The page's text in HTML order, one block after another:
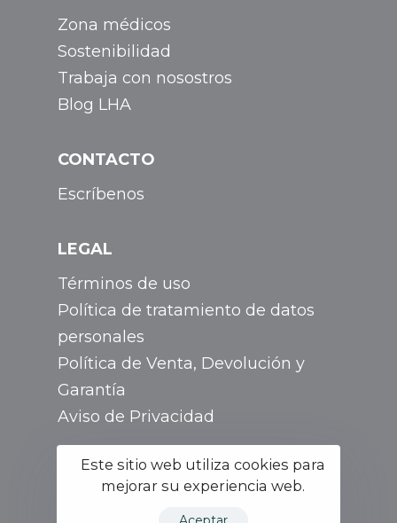
Zona médicos
Sostenibilidad
Trabaja con nosostros
Blog LHA
CONTACTO
Escríbenos
LEGAL
Términos de uso
Política de tratamiento de datos
personales
Política de Venta, Devolución y
Garantía
Aviso de Privacidad
Bogotá Colombia - Calle 74a # 20c
Este sitio web utiliza cookies para
mejorar su experiencia web.